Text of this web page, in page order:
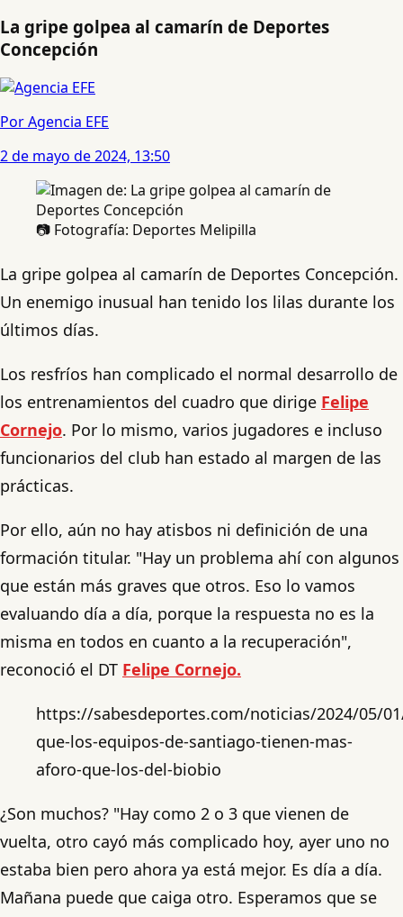
La gripe golpea al camarín de Deportes
Concepción
Por Agencia EFE
2 de mayo de 2024, 13:50
📷 Fotografía: Deportes Melipilla
La gripe golpea al camarín de Deportes Concepción.
Un enemigo inusual han tenido los lilas durante los
últimos días.
Los resfríos han complicado el normal desarrollo de
los entrenamientos del cuadro que dirige Felipe
Cornejo. Por lo mismo, varios jugadores e incluso
funcionarios del club han estado al margen de las
prácticas.
Por ello, aún no hay atisbos ni definición de una
formación titular. "Hay un problema ahí con algunos
que están más graves que otros. Eso lo vamos
evaluando día a día, porque la respuesta no es la
misma en todos en cuanto a la recuperación",
reconoció el DT Felipe Cornejo.
https://sabesdeportes.com/noticias/2024/05/
que-los-equipos-de-santiago-tienen-mas-
aforo-que-los-del-biobio
¿Son muchos? "Hay como 2 o 3 que vienen de
vuelta, otro cayó más complicado hoy, ayer uno no
estaba bien pero ahora ya está mejor. Es día a día.
Mañana puede que caiga otro. Esperamos que se